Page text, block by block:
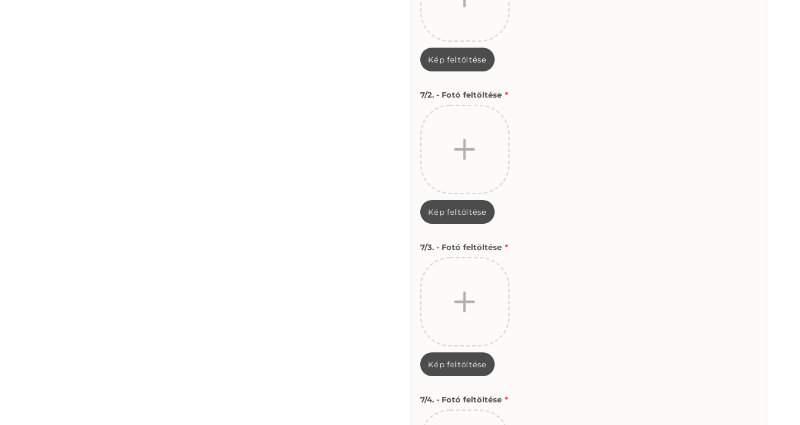
Kép feltöltése
7/2. - Fotó feltöltése *
Kép feltöltése
7/3. - Fotó feltöltése *
Kép feltöltése
7/4. - Fotó feltöltése *